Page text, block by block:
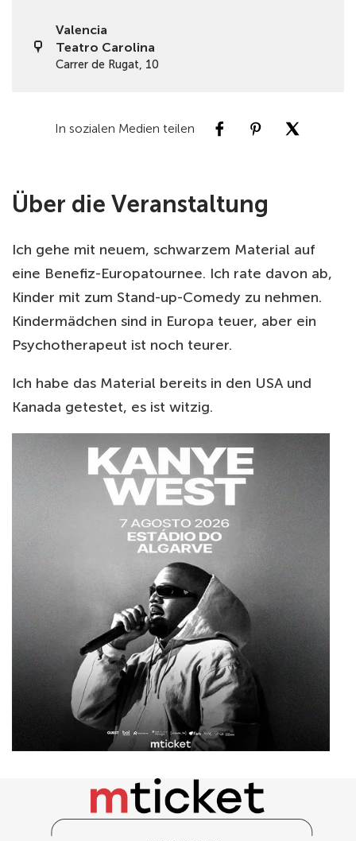
Valencia
Teatro Carolina
Carrer de Rugat, 10
In sozialen Medien teilen
Über die Veranstaltung
Ich gehe mit neuem, schwarzem Material auf
eine Benefiz-Europatournee. Ich rate davon ab,
Kinder mit zum Stand-up-Comedy zu nehmen.
Kindermädchen sind in Europa teuer, aber ein
Psychotherapeut ist noch teurer.
Ich habe das Material bereits in den USA und
Kanada getestet, es ist witzig.